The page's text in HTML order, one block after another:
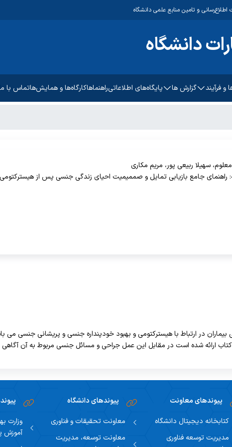
اطلاع‌رسانی و تامین منابع علمی دانشگاه
دانشگاه
و فرآیند
قبل از چاپ
گزارش ها پایگاه‌های اطلاعاتیراهنماهاکارگاه‌ها و همایش‌هاتماس با
راهنمای جامع بازیابی تمایل و صممیمیت احیای زندگی جنسی پس از هیسترکتومی
در ارتباط با هیسترکتومی و بهبود خودپنداره جنسی و پریشانی جنسی می
ارائه شده است در مقابل این عمل جراحی و مسائل جنسی مربوط به آن آگاهی
پیوندهای معاونت
کتابخانه دیجیتال دانشگاه
مدیریت توسعه فناوری
پیوندهای دانشگاه
معاونت تحقیقات و فناوری
معاونت توسعه، مدیریت
وزارت
آموزش